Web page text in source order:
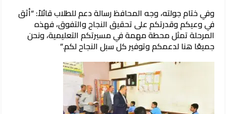
وفي ختام جولته، وجه المحافظ رسالة دعم للطلاب قائلاً: “أثق
في وعيكم وقدرتكم على تحقيق النجاح والتفوق، فهذه
المرحلة تمثل محطة مهمة في مسيرتكم التعليمية، ونحن
جميعًا هنا لدعمكم وتوفير كل سبل النجاح لكم.”